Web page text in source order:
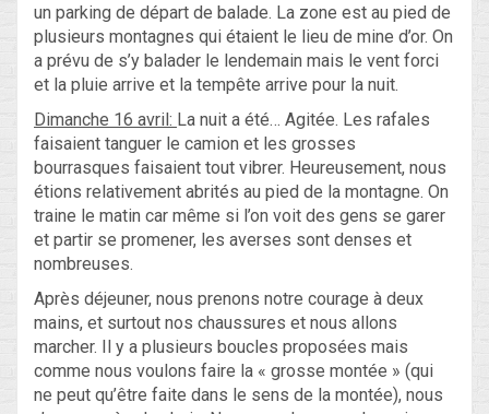
un parking de départ de balade. La zone est au pied de
plusieurs montagnes qui étaient le lieu de mine d’or. On
a prévu de s’y balader le lendemain mais le vent forci
et la pluie arrive et la tempête arrive pour la nuit.
Dimanche 16 avril: La nuit a été… Agitée. Les rafales
faisaient tanguer le camion et les grosses
bourrasques faisaient tout vibrer. Heureusement, nous
étions relativement abrités au pied de la montagne. On
traine le matin car même si l’on voit des gens se garer
et partir se promener, les averses sont denses et
nombreuses.
Après déjeuner, nous prenons notre courage à deux
mains, et surtout nos chaussures et nous allons
marcher. Il y a plusieurs boucles proposées mais
comme nous voulons faire la « grosse montée » (qui
ne peut qu’être faite dans le sens de la montée), nous